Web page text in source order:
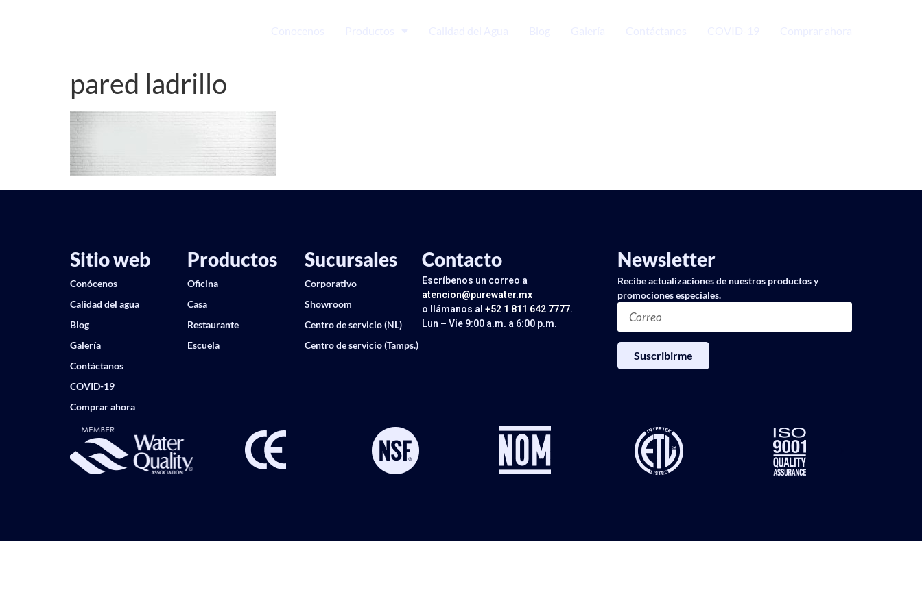
pared ladrillo
Sitio web
Conócenos
Calidad del agua
Blog
Galería
Contáctanos
COVID-19
Comprar ahora
Productos
Oficina
Casa
Restaurante
Escuela
Sucursales
Corporativo
Showroom
Centro de servicio (NL)
Centro de servicio (Tamps.)
Contacto
Escríbenos un correo a
atencion@purewater.mx
o llámanos al +52 1 811 642 7777.
Lun – Vie 9:00 a.m. a 6:00 p.m.
Newsletter
Recibe actualizaciones de nuestros productos y
promociones especiales.
Suscribirme